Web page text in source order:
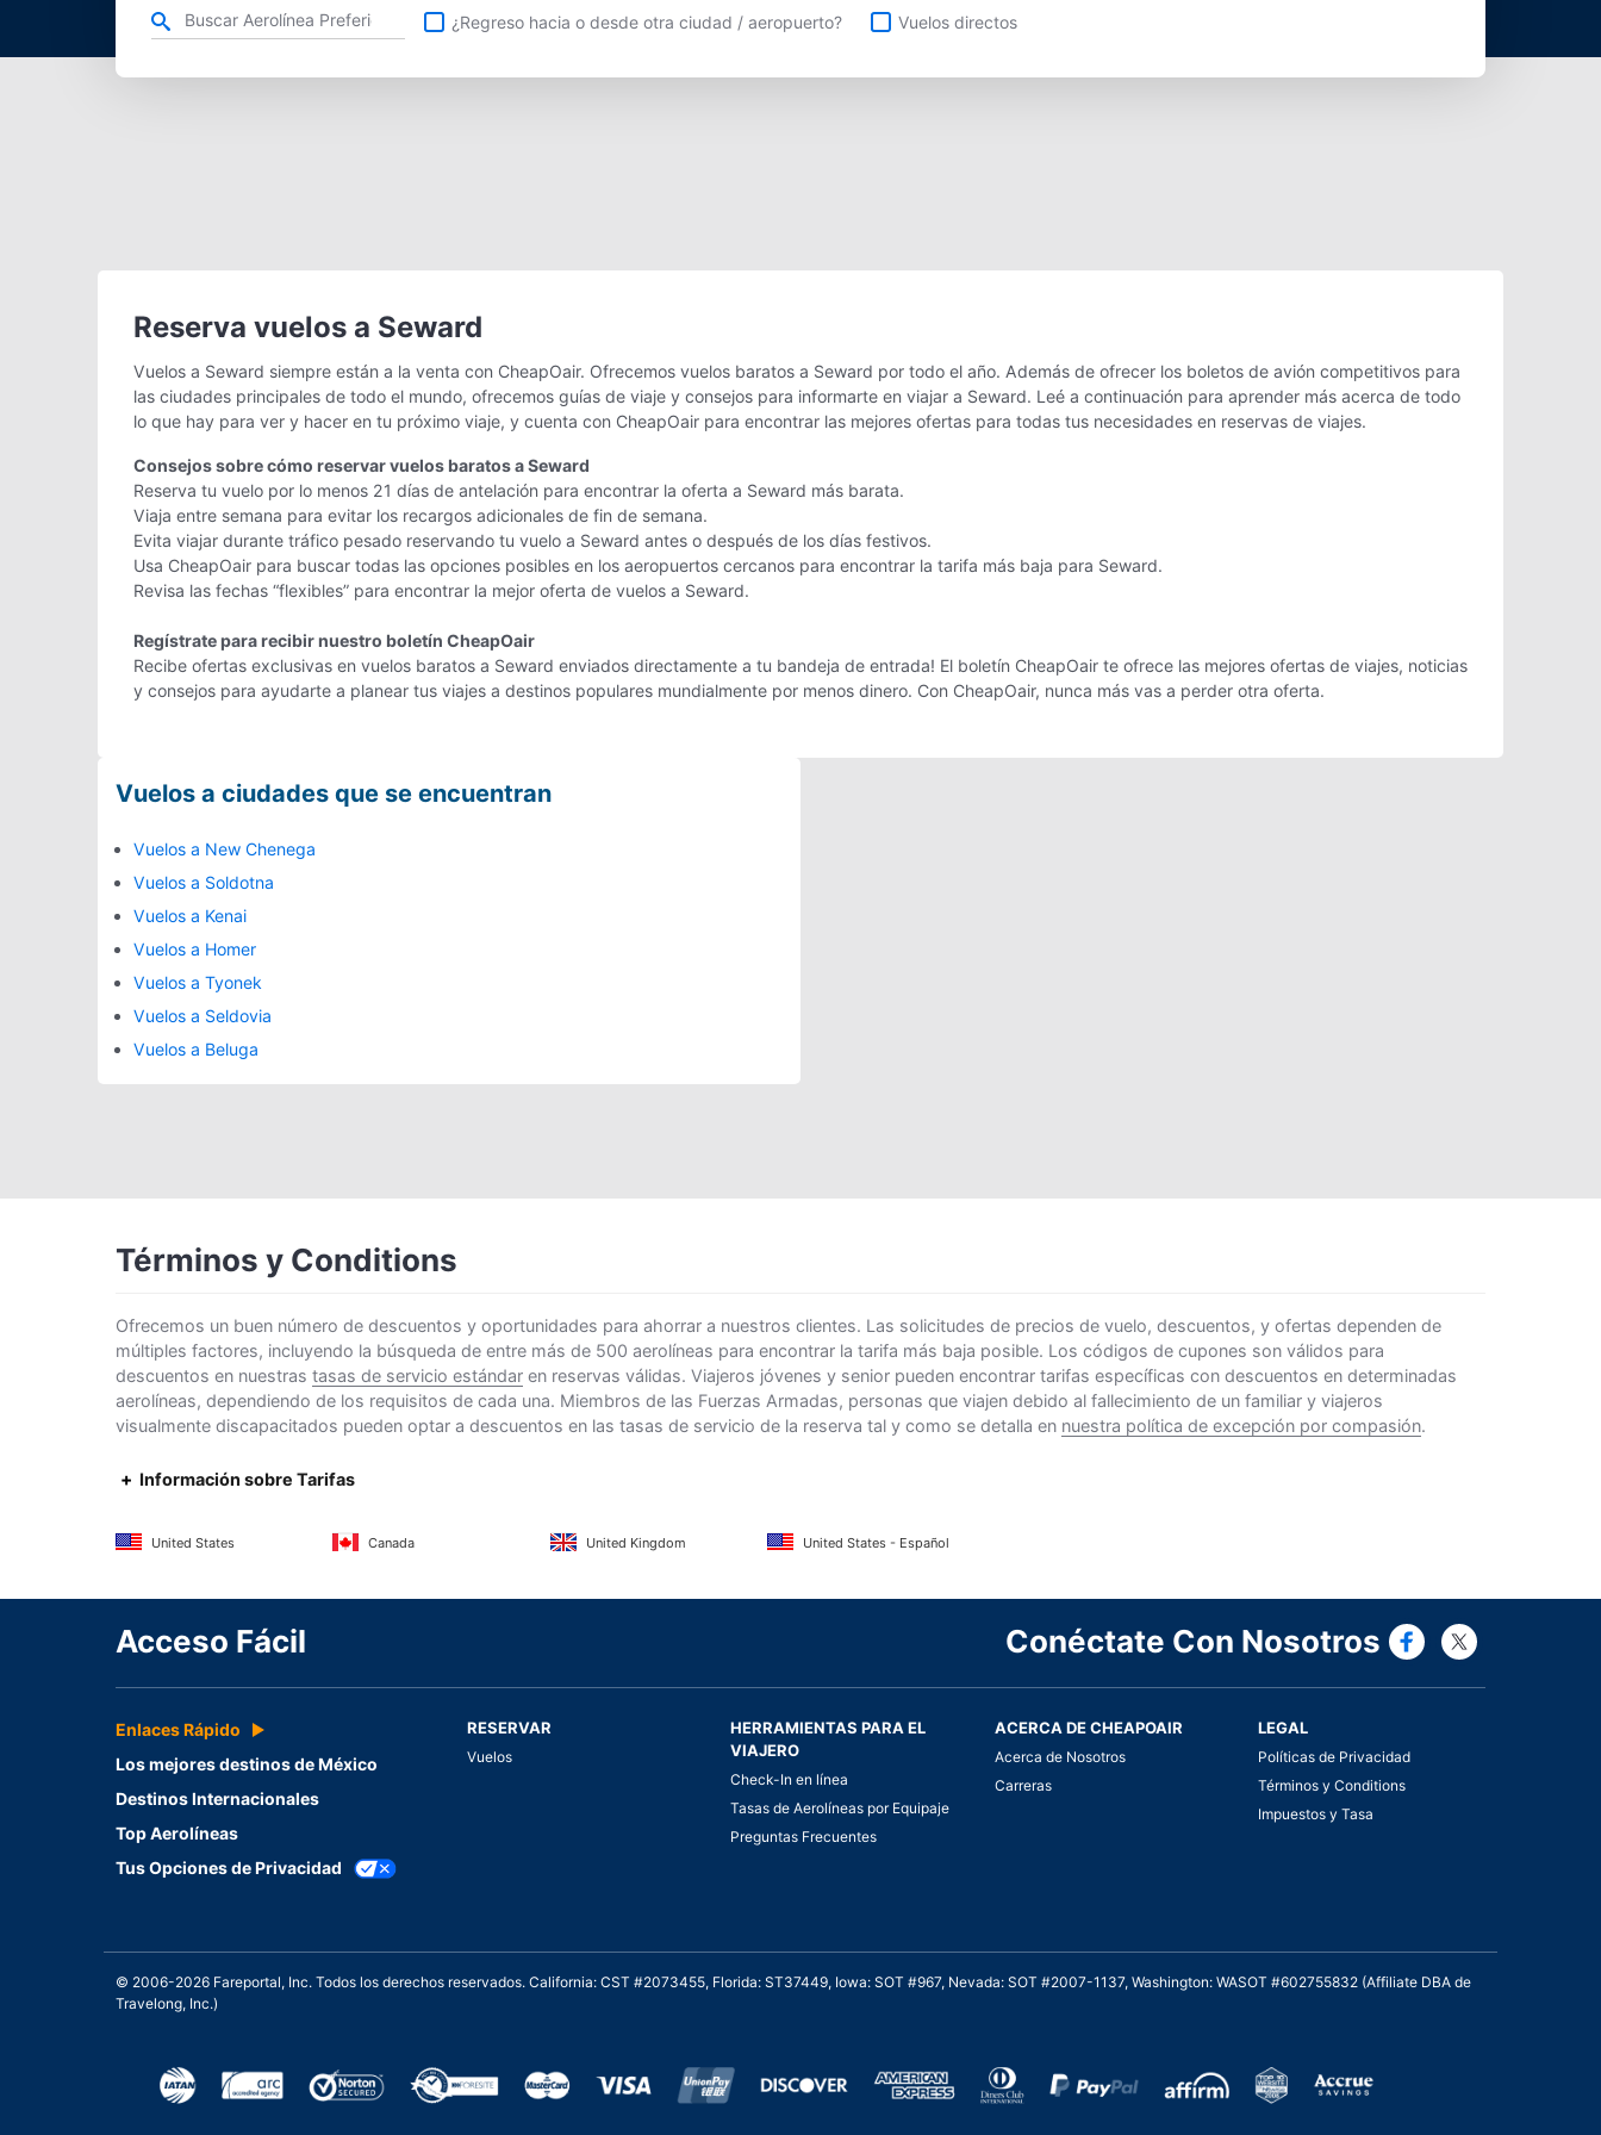
Refina tu búsqueda por aerolínea, ciudad o aeropuerto o vuelos directos
¿Regreso hacia o desde otra ciudad / aeropuerto? Vuelos directos
Reserva vuelos a Seward
Vuelos a Seward siempre están a la venta con CheapOair. Ofrecemos vuelos baratos a Seward por todo el año. Además de ofrecer los boletos de avión competitivos para
las ciudades principales de todo el mundo, ofrecemos guías de viaje y consejos para informarte en viajar a Seward. Leé a continuación para aprender más acerca de todo
lo que hay para ver y hacer en tu próximo viaje, y cuenta con CheapOair para encontrar las mejores ofertas para todas tus necesidades en reservas de viajes.
Consejos sobre cómo reservar vuelos baratos a Seward
Reserva tu vuelo por lo menos 21 días de antelación para encontrar la oferta a Seward más barata.
Viaja entre semana para evitar los recargos adicionales de fin de semana.
Evita viajar durante tráfico pesado reservando tu vuelo a Seward antes o después de los días festivos.
Usa CheapOair para buscar todas las opciones posibles en los aeropuertos cercanos para encontrar la tarifa más baja para Seward.
Revisa las fechas “flexibles” para encontrar la mejor oferta de vuelos a Seward.
Regístrate para recibir nuestro boletín CheapOair
Recibe ofertas exclusivas en vuelos baratos a Seward enviados directamente a tu bandeja de entrada! El boletín CheapOair te ofrece las mejores ofertas de viajes, noticias
y consejos para ayudarte a planear tus viajes a destinos populares mundialmente por menos dinero. Con CheapOair, nunca más vas a perder otra oferta.
Vuelos a ciudades que se encuentran
Vuelos a New Chenega
Vuelos a Soldotna
Vuelos a Kenai
Vuelos a Homer
Vuelos a Tyonek
Vuelos a Seldovia
Vuelos a Beluga
Términos y Conditions
Ofrecemos un buen número de descuentos y oportunidades para ahorrar a nuestros clientes. Las solicitudes de precios de vuelo, descuentos, y ofertas dependen de
múltiples factores, incluyendo la búsqueda de entre más de 500 aerolíneas para encontrar la tarifa más baja posible. Los códigos de cupones son válidos para
descuentos en nuestras tasas de servicio estándar en reservas válidas. Viajeros jóvenes y senior pueden encontrar tarifas específicas con descuentos en determinadas
aerolíneas, dependiendo de los requisitos de cada una. Miembros de las Fuerzas Armadas, personas que viajen debido al fallecimiento de un familiar y viajeros
visualmente discapacitados pueden optar a descuentos en las tasas de servicio de la reserva tal y como se detalla en nuestra política de excepción por compasión.
Información sobre Tarifas
United States Canada United Kingdom United States - Español
Acceso Fácil Conéctate Con Nosotros Connect
Enlaces Rápido
Los mejores destinos de México
Destinos Internacionales
Top Aerolíneas
Tus Opciones de Privacidad
RESERVAR
Vuelos
HERRAMIENTAS PARA EL
VIAJERO
Check-In en línea
Tasas de Aerolíneas por Equipaje
Preguntas Frecuentes
ACERCA DE CHEAPOAIR
Acerca de Nosotros
Carreras
LEGAL
Políticas de Privacidad
Términos y Conditions
Impuestos y Tasa
© 2006-2026 Fareportal, Inc. Todos los derechos reservados. California: CST #2073455, Florida: ST37449, Iowa: SOT #967, Nevada: SOT #2007-1137, Washington: WASOT #602755832 (Affiliate DBA de
Travelong, Inc.)